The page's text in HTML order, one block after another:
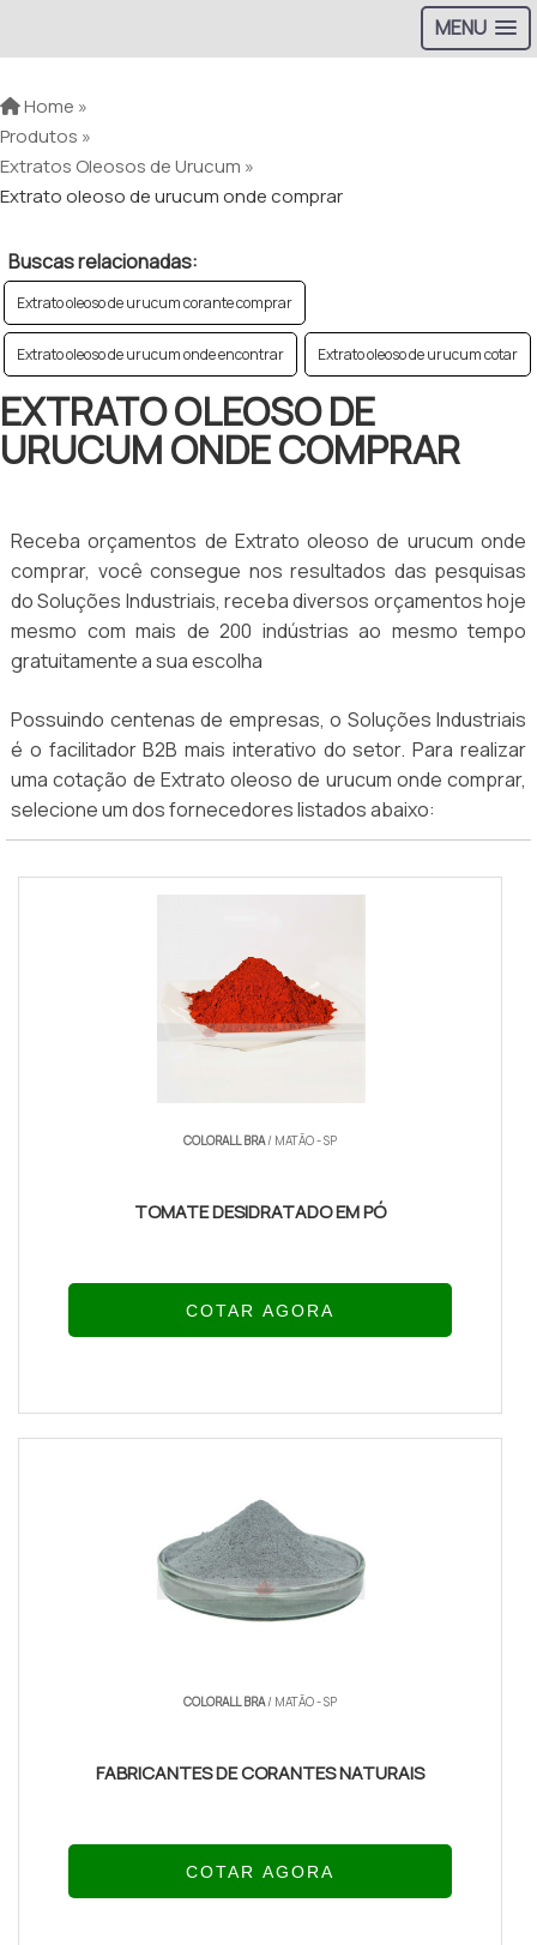
MENU
Home »
Produtos »
Extratos Oleosos de Urucum »
Extrato oleoso de urucum onde comprar
Buscas relacionadas:
Extrato oleoso de urucum corante comprar
Extrato oleoso de urucum onde encontrar Extrato oleoso de urucum cotar
EXTRATO OLEOSO DE
URUCUM ONDE COMPRAR
Receba orçamentos de Extrato oleoso de urucum onde
comprar, você consegue nos resultados das pesquisas
do Soluções Industriais, receba diversos orçamentos hoje
mesmo com mais de 200 indústrias ao mesmo tempo
gratuitamente a sua escolha
Possuindo centenas de empresas, o Soluções Industriais
é o facilitador B2B mais interativo do setor. Para realizar
uma cotação de Extrato oleoso de urucum onde comprar,
selecione um dos fornecedores listados abaixo:
COLORALL BRA/ MATÃO - SP
TOMATE DESIDRATADO EM PÓ
COTAR AGORA
COLORALL BRA/ MATÃO - SP
FABRICANTES DE CORANTES NATURAIS
COTAR AGORA